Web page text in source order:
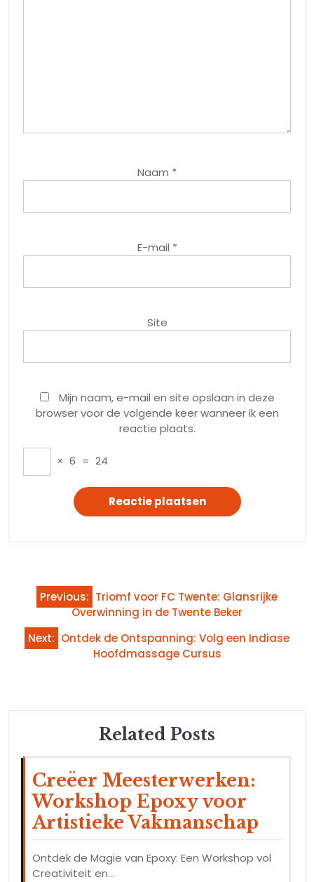
Naam *
E-mail *
Site
Mijn naam, e-mail en site opslaan in deze
browser voor de volgende keer wanneer ik een
reactie plaats.
× 6 = 24
Bericht
navigatie
Previous: Triomf voor FC Twente: Glansrijke
Overwinning in de Twente Beker
Next: Ontdek de Ontspanning: Volg een Indiase
Hoofdmassage Cursus
Related Posts
Creëer Meesterwerken:
Workshop Epoxy voor
Artistieke Vakmanschap
Ontdek de Magie van Epoxy: Een Workshop vol
Creativiteit en…